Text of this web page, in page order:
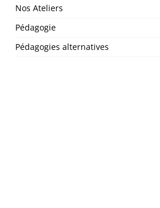
Nos Ateliers
Pédagogie
Pédagogies alternatives